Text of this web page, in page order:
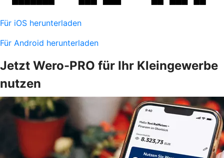
Für iOS herunterladen
Für Android herunterladen
Jetzt Wero-PRO für Ihr Kleingewerbe
nutzen